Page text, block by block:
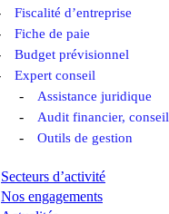
Fiscalité d’entreprise
Fiche de paie
Budget prévisionnel
Expert conseil
Assistance juridique
Audit financier, conseil
Outils de gestion
Secteurs d’activité
Nos engagements